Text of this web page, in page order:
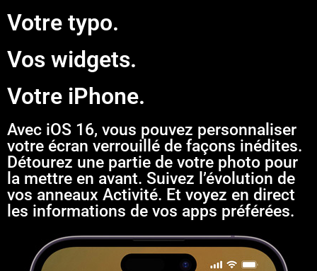
Votre typo.
Vos widgets.
Votre iPhone.
Avec iOS 16, vous pouvez personnaliser
votre écran verrouillé de façons inédites.
Détourez une partie de votre photo pour
la mettre en avant. Suivez l’évolution de
vos anneaux Activité. Et voyez en direct
les informations de vos apps préférées.